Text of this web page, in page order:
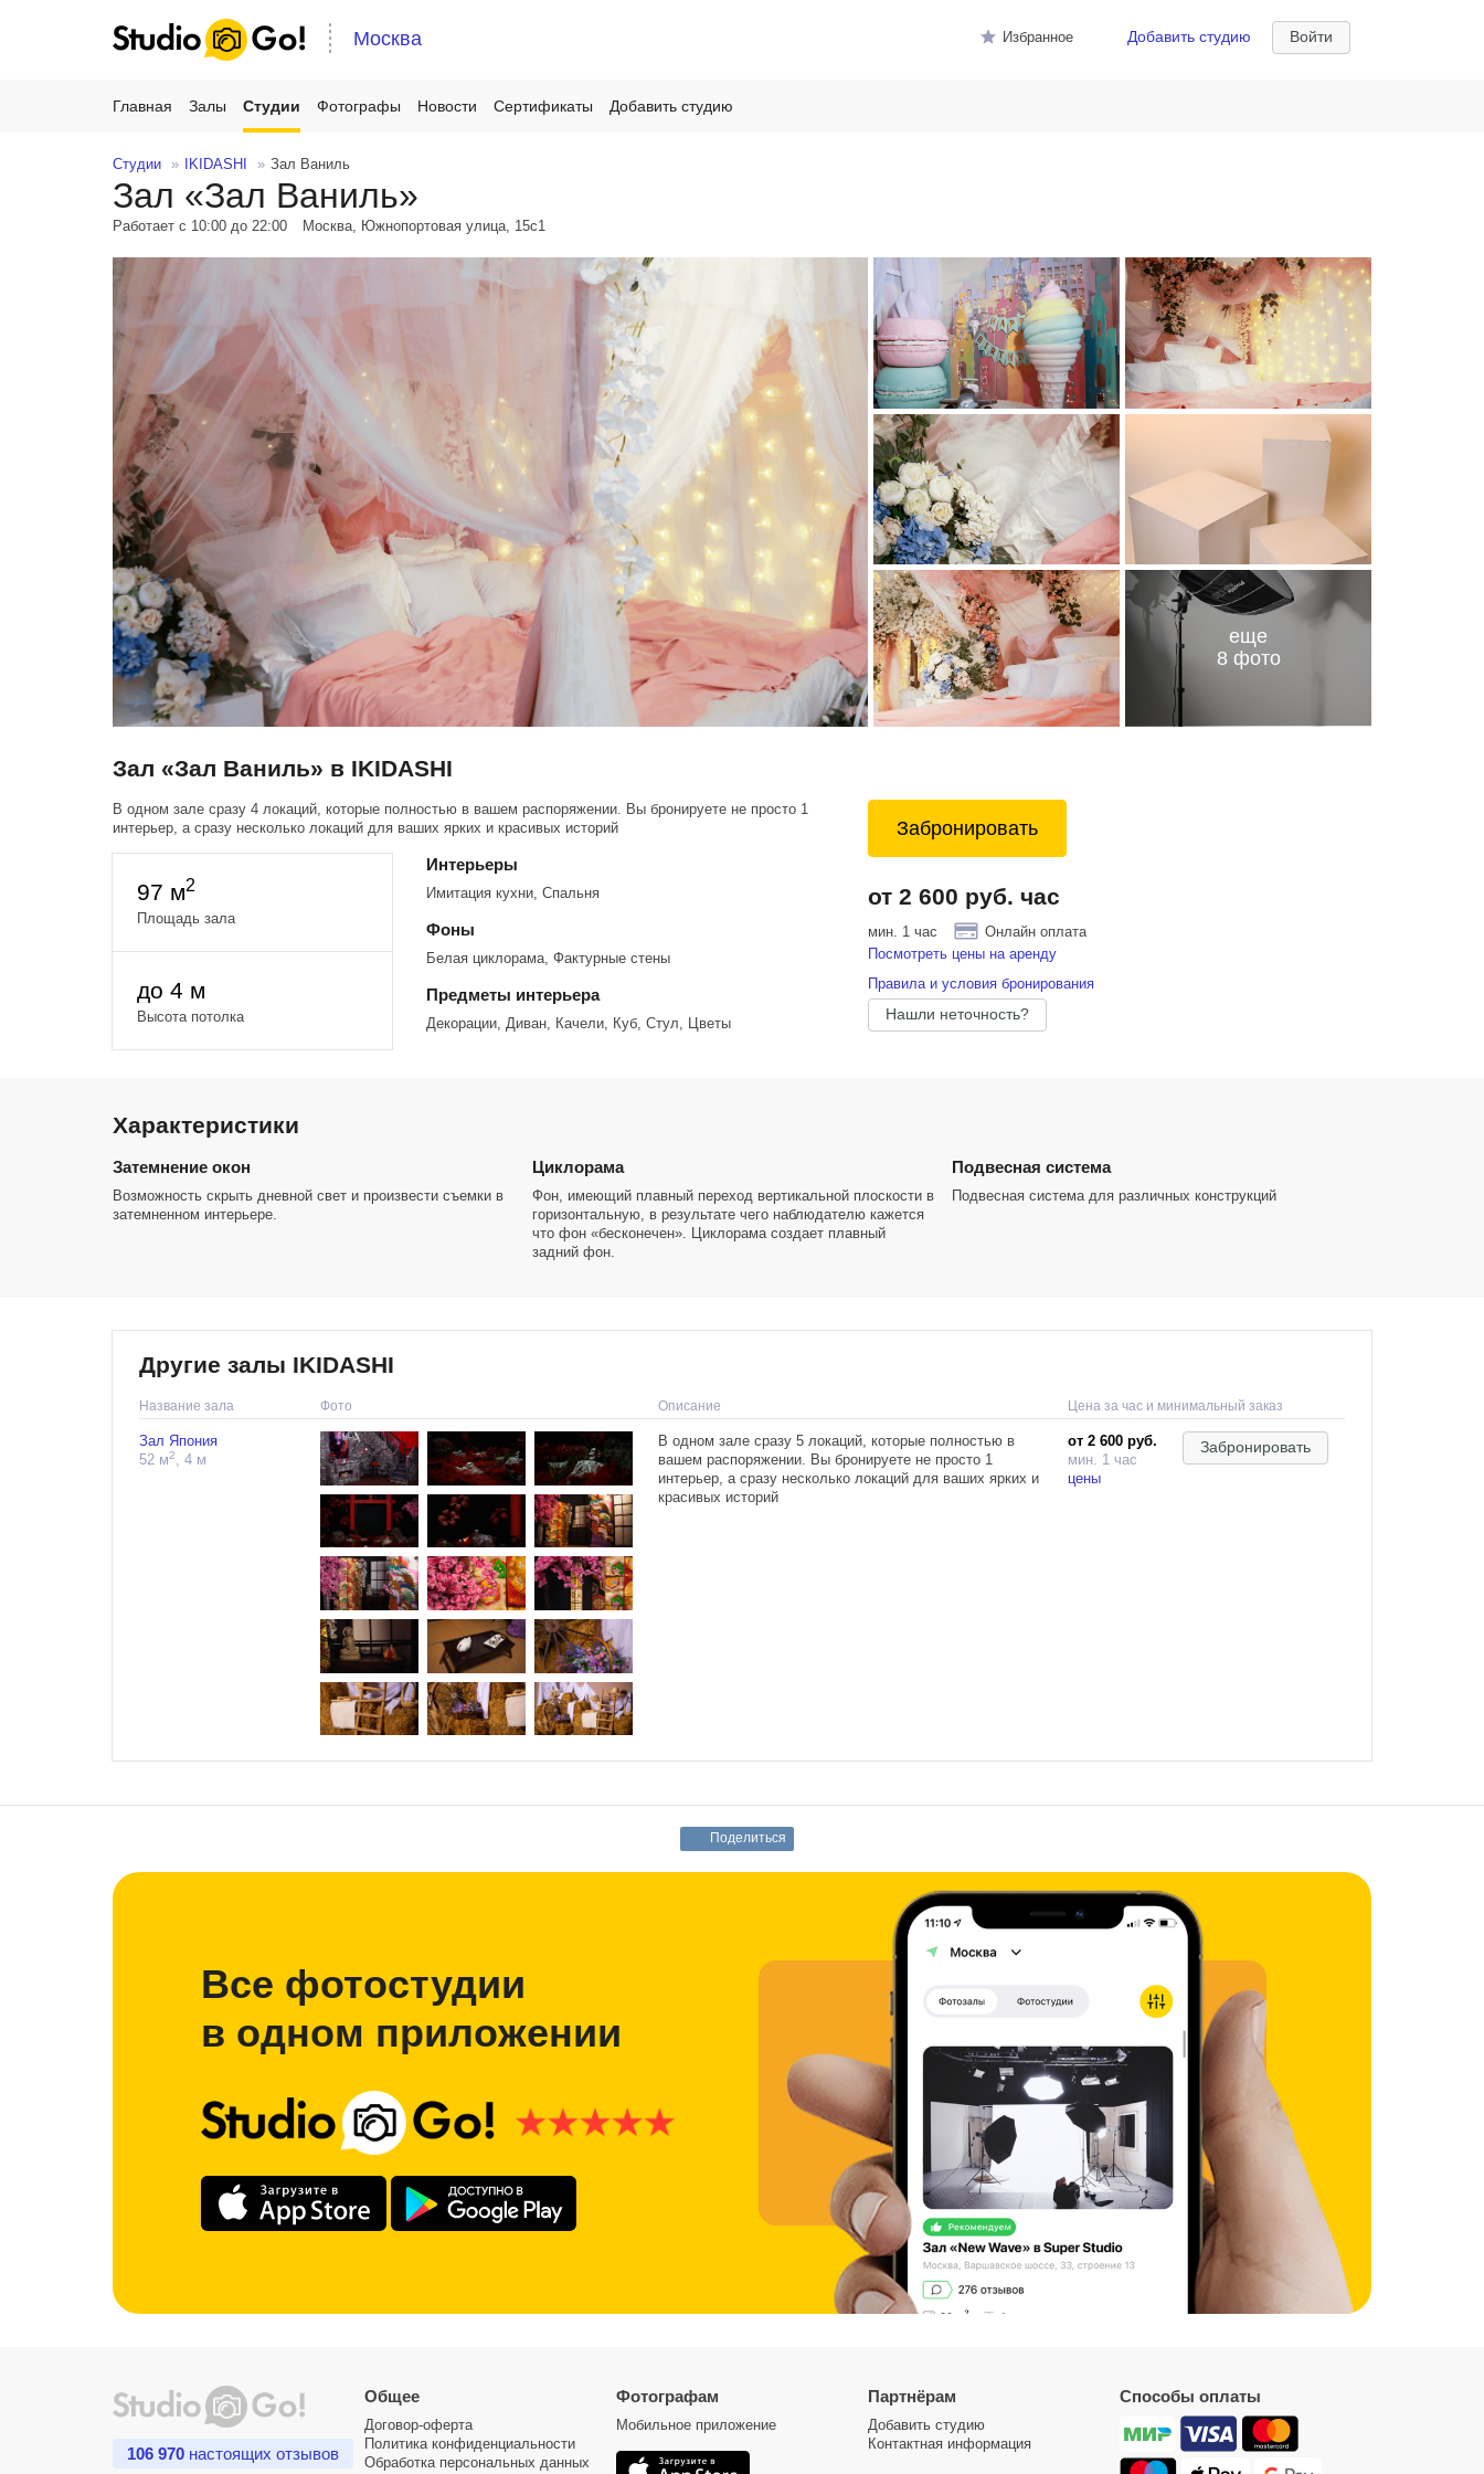
Войти
Добавить студию
Избранное
Москва
Главная Залы Студии Фотографы Новости Сертификаты Добавить студию
Студии IKIDASHI Зал Ваниль
Зал «Зал Ваниль»
Работает с 10:00 до 22:00 Москва, Южнопортовая улица, 15с1
еще
8 фото
Зал «Зал Ваниль» в IKIDASHI
В одном зале сразу 4 локаций, которые полностью в вашем распоряжении. Вы бронируете не просто 1
интерьер, а сразу несколько локаций для ваших ярких и красивых историй
97 м2
Площадь зала
до 4 м
Высота потолка
Интерьеры
Имитация кухни, Спальня
Фоны
Белая циклорама, Фактурные стены
Предметы интерьера
Декорации, Диван, Качели, Куб, Стул, Цветы
Забронировать
от 2 600 руб. час
мин. 1 час
Онлайн оплата
Посмотреть цены на аренду
Правила и условия бронирования
Нашли неточность?
Характеристики
Затемнение окон
Возможность скрыть дневной свет и произвести съемки в
затемненном интерьере.
Циклорама
Фон, имеющий плавный переход вертикальной плоскости в
горизонтальную, в результате чего наблюдателю кажется
что фон «бесконечен». Циклорама создает плавный
задний фон.
Подвесная система
Подвесная система для различных конструкций
Другие залы IKIDASHI
Название зала Фото Описание Цена за час и минимальный заказ
Зал Япония
52 м2, 4 м
В одном зале сразу 5 локаций, которые полностью в
вашем распоряжении. Вы бронируете не просто 1
интерьер, а сразу несколько локаций для ваших ярких и
красивых историй
от 2 600 руб.
мин. 1 час
цены
Забронировать
Поделиться
Все фотостудии
в одном приложении
106 970 настоящих отзывов
Способы оплаты
Партнёрам
Добавить студию
Контактная информация
Фотографам
Мобильное приложение
Общее
Договор-оферта
Политика конфиденциальности
Обработка персональных данных